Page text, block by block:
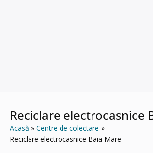
Reciclare electrocasnice
Acasă
Centre de colectare
Reciclare electrocasnice Baia Mare